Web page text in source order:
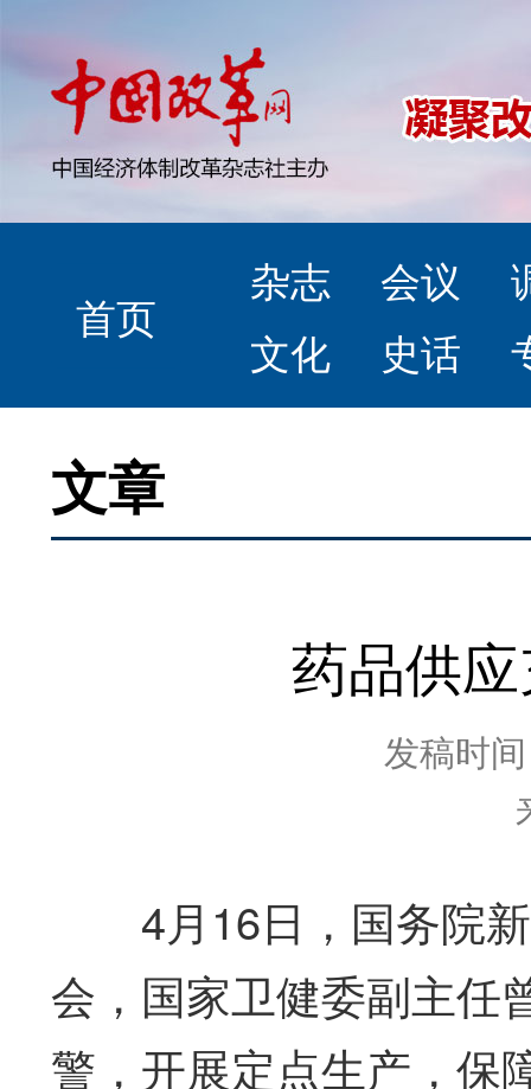
首页
杂志 会议
文化
史话
文章
药品供
发稿时
4月16日，国务院新
会，国家卫健委副主任
警，开展定点生产，保